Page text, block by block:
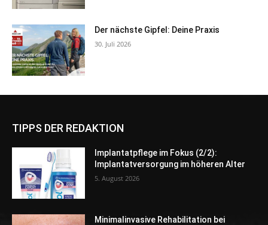
Der nächste Gipfel: Deine Praxis
30. Juli 2026
TIPPS DER REDAKTION
Implantatpflege im Fokus (2/2):
Implantatversorgung im höheren Alter
5. August 2026
Minimalinvasive Rehabilitation bei